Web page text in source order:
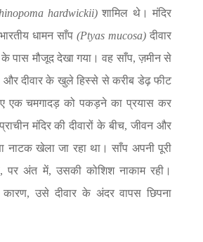
hardwickii) शामिल थे। मंदिर
धामन साँप(Ptyas mucosa) दीवार
पास मौजूद देखा गया। वह साँप, ज़मीन से
दीवार के खुले हिस्से से करीब डेढ़ फीट
एक चमगादड़ को पकड़ने का प्रयास कर
मंदिर की दीवारों के बीच, जीवन और
नाटक खेला जा रहा था। साँप अपनी पूरी
पर अंत में, उसकी कोशिश नाकाम रही।
कारण, उसे दीवार के अंदर वापस छिपना